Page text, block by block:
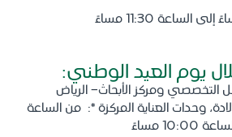
يوم العيد الوطني:
ومركز الأبحاث- الرياض
وحدات العناية المركزة *: من الساعة